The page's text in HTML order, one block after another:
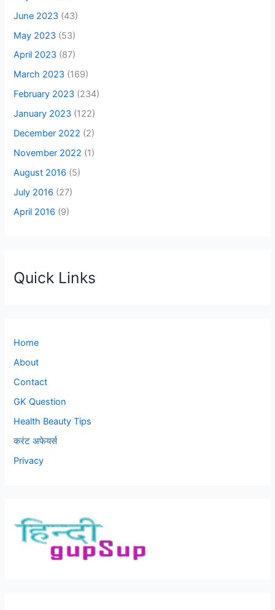
June 2023 (43)
May 2023 (53)
April 2023 (87)
March 2023 (169)
February 2023 (234)
January 2023 (122)
December 2022 (2)
November 2022 (1)
August 2016 (5)
July 2016 (27)
April 2016 (9)
Quick Links
Home
About
Contact
GK Question
Health Beauty Tips
करंट अफेयर्स
Privacy